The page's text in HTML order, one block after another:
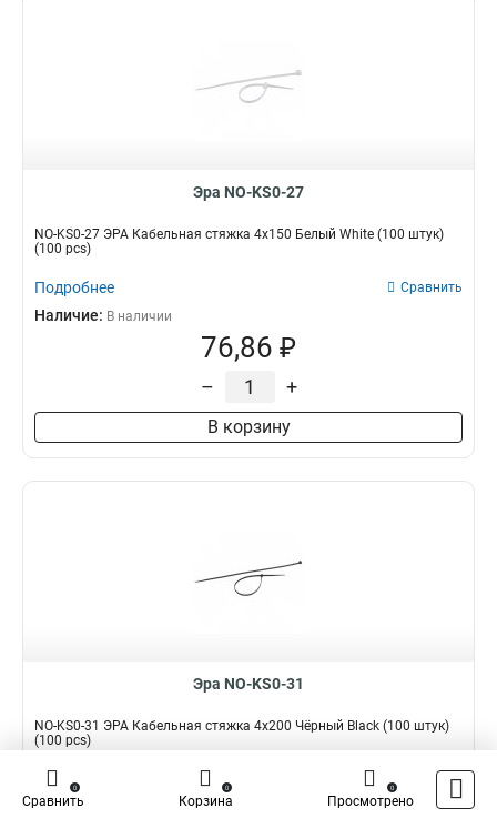
Эра NO-KS0-27
NO-KS0-27 ЭРА Кабельная стяжка 4х150 Белый White (100 штук)
(100 pcs)
Подробнее Сравнить
Наличие: В наличии
76,86 ₽
– +
В корзину
Эра NO-KS0-31
NO-KS0-31 ЭРА Кабельная стяжка 4x200 Чёрный Black (100 штук)
(100 pcs)
Подробнее Сравнить
Наличие:
Сравнить
0
Корзина
0
Просмотрено
0